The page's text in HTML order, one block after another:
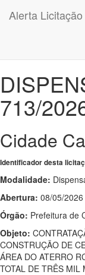
Alerta Licitação
713/
Cidade
Identificador desta
Modalidade:
Abertura: 08/05/
Órgão: Prefeitura de
Objeto:
CONSTRUÇÃO DE
ÁREA DO ATERRO
TOTAL DE TRÊS MIL